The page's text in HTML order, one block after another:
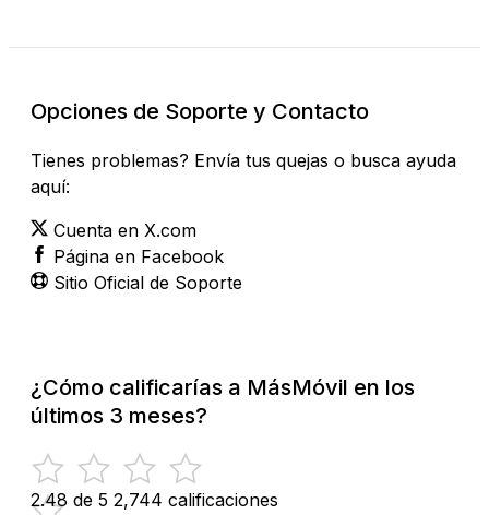
Opciones de Soporte y Contacto
Tienes problemas? Envía tus quejas o busca ayuda
aquí:
Cuenta en X.com
Página en Facebook
Sitio Oficial de Soporte
¿Cómo calificarías a MásMóvil en los
últimos 3 meses?
2.48 de 5 2,744 calificaciones